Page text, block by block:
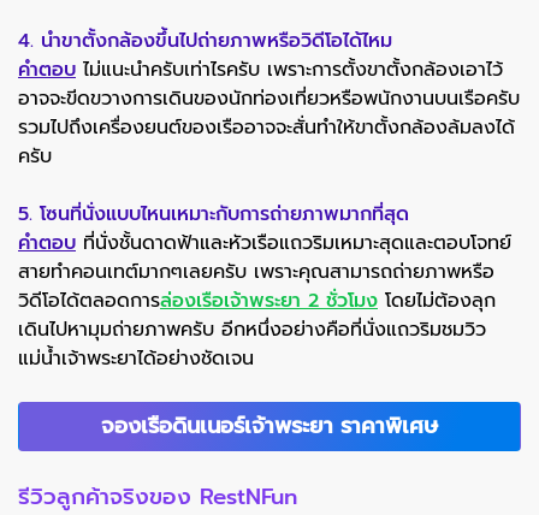
4. นำขาตั้งกล้องขึ้นไปถ่ายภาพหรือวิดีโอได้ไหม
คำตอบ ไม่แนะนำครับเท่าไรครับ เพราะการตั้งขาตั้งกล้องเอาไว้
อาจจะขีดขวางการเดินของนักท่องเที่ยวหรือพนักงานบนเรือครับ
รวมไปถึงเครื่องยนต์ของเรืออาจจะสั่นทำให้ขาตั้งกล้องล้มลงได้
ครับ
5. โซนที่นั่งแบบไหนเหมาะกับการถ่ายภาพมากที่สุด
คำตอบ ที่นั่งชั้นดาดฟ้าและหัวเรือแถวริมเหมาะสุดและตอบโจทย์
สายทำคอนเทต์มากๆเลยครับ เพราะคุณสามารถถ่ายภาพหรือ
วิดีโอได้ตลอดการล่องเรือเจ้าพระยา 2 ชั่วโมง โดยไม่ต้องลุก
เดินไปหามุมถ่ายภาพครับ อีกหนึ่งอย่างคือที่นั่งแถวริมชมวิว
แม่น้ำเจ้าพระยาได้อย่างชัดเจน
จองเรือดินเนอร์เจ้าพระยา ราคาพิเศษ
รีวิวลูกค้าจริงของ RestNFun